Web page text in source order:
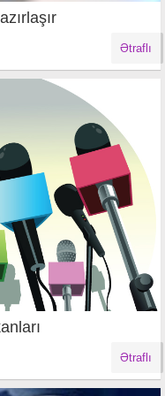
Ətraflı
Ətraflı